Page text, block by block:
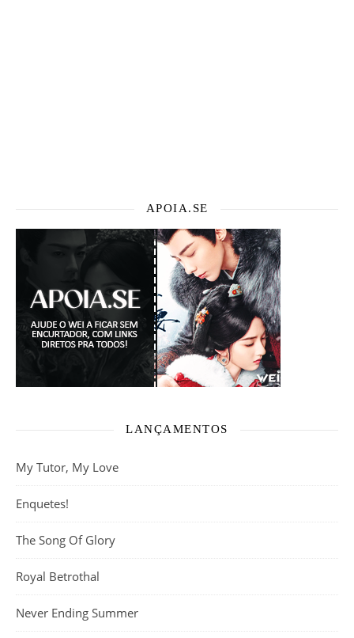
APOIA.SE
LANÇAMENTOS
My Tutor, My Love
Enquetes!
The Song Of Glory
Royal Betrothal
Never Ending Summer